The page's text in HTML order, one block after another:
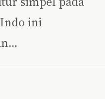
ini